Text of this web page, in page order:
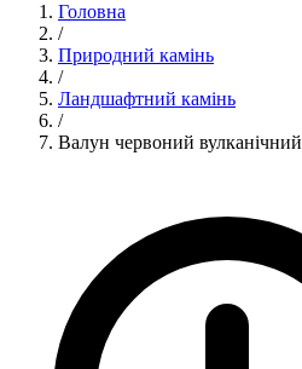
Головна
/
Природний камінь
/
Ландшафтний камінь
/
Валун червоний вулканічний